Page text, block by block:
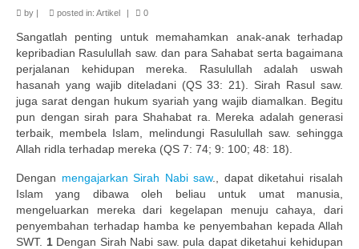
Layanan Lain
Outbound Keluarga Muslim
Publikasi Dakwah Gratis
Kajian Gratis di Jogja
FAQ
Contact
About
by | posted in: Artikel | 0
Sangatlah penting untuk memahamkan anak-anak terhadap
kepribadian Rasulullah saw. dan para Sahabat serta bagaimana
perjalanan kehidupan mereka. Rasulullah adalah uswah
hasanah yang wajib diteladani (QS 33: 21). Sirah Rasul saw.
juga sarat dengan hukum syariah yang wajib diamalkan. Begitu
pun dengan sirah para Shahabat ra. Mereka adalah generasi
terbaik, membela Islam, melindungi Rasulullah saw. sehingga
Allah ridla terhadap mereka (QS 7: 74; 9: 100; 48: 18).
Dengan mengajarkan Sirah Nabi saw., dapat diketahui risalah
Islam yang dibawa oleh beliau untuk umat manusia,
mengeluarkan mereka dari kegelapan menuju cahaya, dari
penyembahan terhadap hamba ke penyembahan kepada Allah
SWT. 1Dengan Sirah Nabi saw. pula dapat diketahui kehidupan